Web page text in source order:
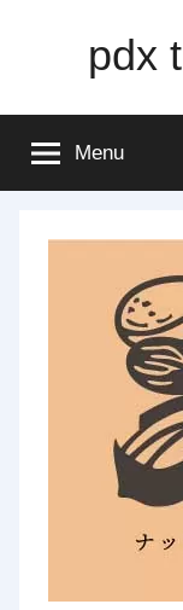
pdx
Menu